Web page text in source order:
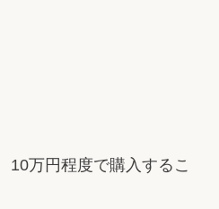
10万円程度で購入するこ